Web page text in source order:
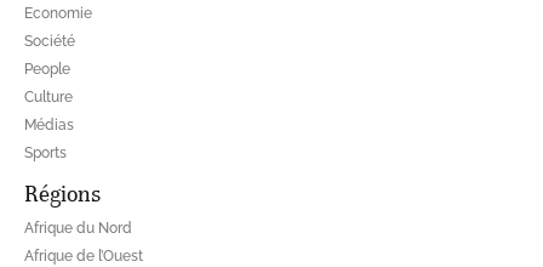
Economie
Société
People
Culture
Médias
Sports
Régions
Afrique du Nord
Afrique de l’Ouest